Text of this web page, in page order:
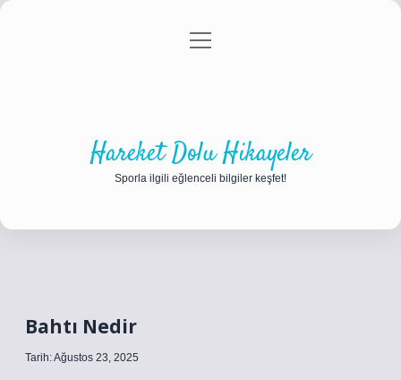
Gizlilik Politikası
menüyü
Hareket Dolu Hikayeler
Sporla ilgili eğlenceli bilgiler keşfet!
Bahtı Nedir
Tarih: Ağustos 23, 2025